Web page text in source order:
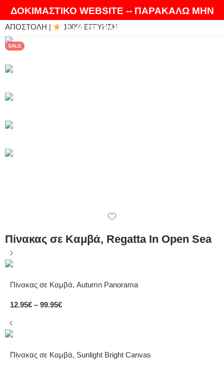
ΔΟΚΙΜΑΣΤΙΚΟ WEBSITE -- ΠΑΡΑΚΑΛΩ ΜΗΝ
ΚΑΝΕΤΕ ΠΑΡΑΓΓΕΛΙΕΣ
ΘΑ ΛΑΤΡΕΨΕΤΕ ΤΑ ΠΡΟΪΟΝΤΑ ΜΑΣ | EXPRESS
ΑΠΟΣΤΟΛΗ | 100% ΕΓΓΥΗΣΗ
SALE
Πίνακας σε Καμβά, Regatta In Open Sea
Πίνακας σε Καμβά, Autumn Panorama
12.95€ – 99.95€
Πίνακας σε Καμβά, Sunlight Bright Canvas